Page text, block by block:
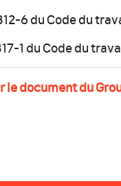
6 du Code du
1 du Code du
le document du